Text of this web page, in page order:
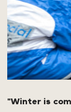
"Winter is